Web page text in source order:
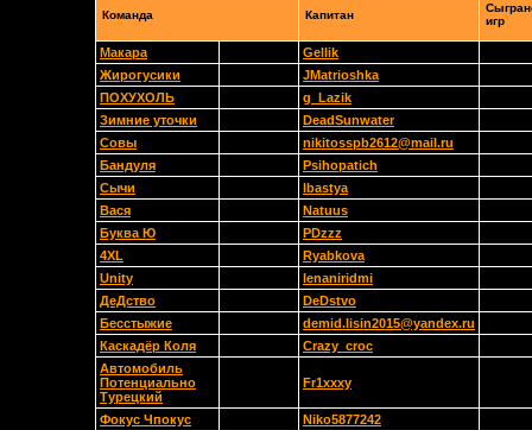
Команда Капитан
игр
Макара
Gellik
Жирогусики
JMatrioshka
ПОХУХОЛЬ
g_Lazik
Зимние уточки
DeadSunwater
Совы
nikitosspb2612@mail.ru
Бандуля
Psihopatich
Сычи
lbastya
Вася
Natuus
Буква Ю
PDzzz
4XL
Ryabkova
Unity
lenaniridmi
ДеДство
DeDstvo
Бесстыжие
demid.lisin2015@yandex.ru
Каскадёр Коля
Crazy_croc
Автомобиль
Потенциально
Турецкий
Fr1xxxy
Фокус Чпокус
Niko5877242